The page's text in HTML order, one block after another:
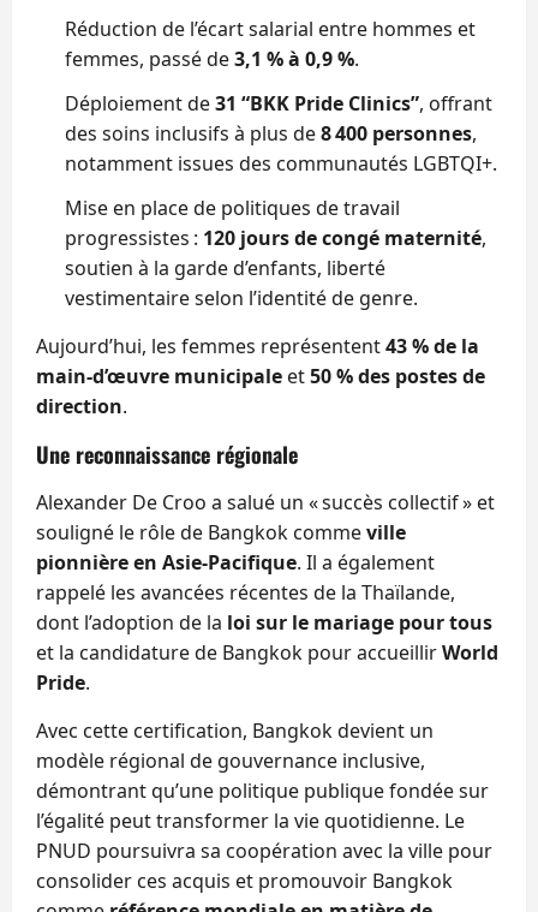
Réduction de l’écart salarial entre hommes et
femmes, passé de3,1 % à 0,9 %.
Déploiement de31 “BKK Pride Clinics”, offrant
des soins inclusifs à plus de8 400 personnes,
notamment issues des communautés LGBTQI+.
Mise en place de politiques de travail
progressistes : 120 jours de congé maternité,
soutien à la garde d’enfants, liberté
vestimentaire selon l’identité de genre.
Aujourd’hui, les femmes représentent43 % de la
main-d’œuvre municipale et50 % des postes de
direction.
Une reconnaissance régionale
Alexander De Croo a salué un « succès collectif » et
souligné le rôle de Bangkok commeville
pionnière en Asie-Pacifique. Il a également
rappelé les avancées récentes de la Thaïlande,
dont l’adoption de la loi sur le mariage pour tous
et la candidature de Bangkok pour accueillirWorld
Pride.
Avec cette certification, Bangkok devient un
modèle régional de gouvernance inclusive,
démontrant qu’une politique publique fondée sur
l’égalité peut transformer la vie quotidienne. Le
PNUD poursuivra sa coopération avec la ville pour
consolider ces acquis et promouvoir Bangkok